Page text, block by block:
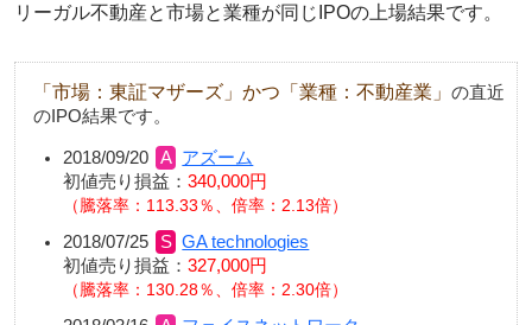
リーガル不動産と市場と業種が同じIPOの上場結果です。
「市場：東証マザーズ」かつ「業種：不動産業」 の直近
のIPO結果です。
2018/09/20
アズーム
初値売り損益： 340,000円
騰落率：113.33％、倍率：2.13倍
2018/07/25
GA technologies
初値売り損益： 327,000円
騰落率：130.28％、倍率：2.30倍